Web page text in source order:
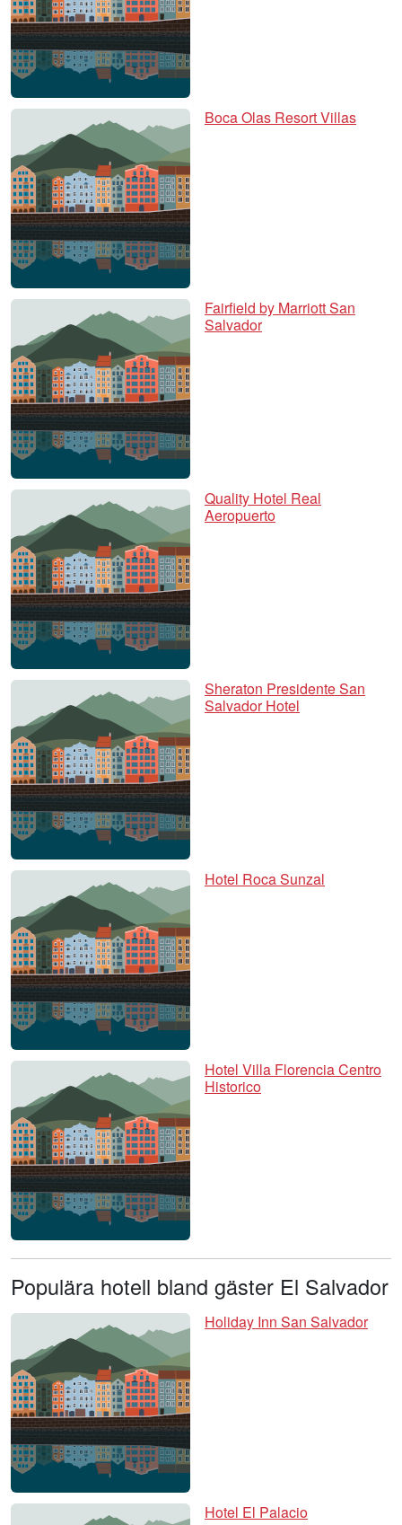
Boca Olas Resort Villas
Fairfield by Marriott San
Salvador
Quality Hotel Real
Aeropuerto
Sheraton Presidente San
Salvador Hotel
Hotel Roca Sunzal
Hotel Villa Florencia Centro
Historico
Populära hotell bland gäster El Salvador
Holiday Inn San Salvador
Hotel El Palacio